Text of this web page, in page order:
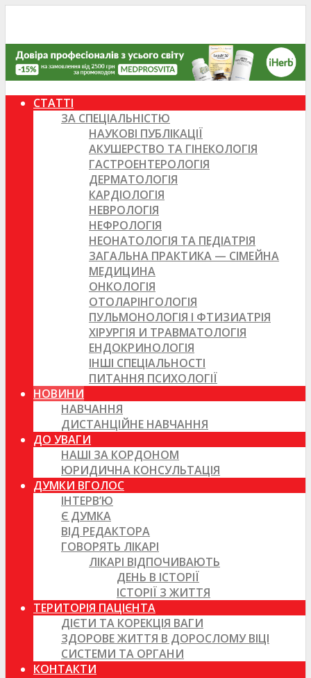
СТАТТІ
ЗА СПЕЦІАЛЬНІСТЮ
НАУКОВІ ПУБЛІКАЦІЇ
АКУШЕРСТВО ТА ГІНЕКОЛОГІЯ
ГАСТРОЕНТЕРОЛОГІЯ
ДЕРМАТОЛОГІЯ
КАРДІОЛОГІЯ
НЕВРОЛОГІЯ
НЕФРОЛОГІЯ
НЕОНАТОЛОГІЯ ТА ПЕДІАТРІЯ
ЗАГАЛЬНА ПРАКТИКА — СІМЕЙНА
МЕДИЦИНА
ОНКОЛОГІЯ
ОТОЛАРІНГОЛОГІЯ
ПУЛЬМОНОЛОГІЯ І ФТИЗИАТРІЯ
ХІРУРГІЯ И ТРАВМАТОЛОГІЯ
ЕНДОКРИНОЛОГІЯ
ІНШІ СПЕЦІАЛЬНОСТІ
ПИТАННЯ ПСИХОЛОГІЇ
НОВИНИ
НАВЧАННЯ
ДИСТАНЦІЙНЕ НАВЧАННЯ
ДО УВАГИ
НАШІ ЗА КОРДОНОМ
ЮРИДИЧНА КОНСУЛЬТАЦІЯ
ДУМКИ ВГОЛОС
ІНТЕРВ’Ю
Є ДУМКА
ВІД РЕДАКТОРА
ГОВОРЯТЬ ЛІКАРІ
ЛІКАРІ ВІДПОЧИВАЮТЬ
ДЕНЬ В ІСТОРІЇ
ІСТОРІЇ З ЖИТТЯ
ТЕРИТОРІЯ ПАЦІЄНТА
ДІЄТИ ТА КОРЕКЦІЯ ВАГИ
ЗДОРОВЕ ЖИТТЯ В ДОРОСЛОМУ ВІЦІ
СИСТЕМИ ТА ОРГАНИ
КОНТАКТИ